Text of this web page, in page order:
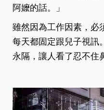
阿嬤的話。」
雖然因為工作因素，必
每天都固定跟兒子視訊
永隔，讓人看了忍不住